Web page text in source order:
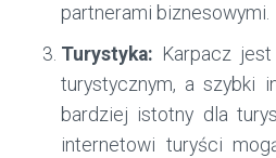
partnerami biznesowymi.
Turystyka: Karpacz
turystycznym, a szybki
bardziej istotny dla
internetowi turyści